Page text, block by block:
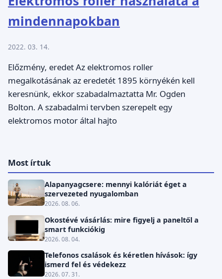
mindennapokban
2022. 03. 14.
Előzmény, eredet Az elektromos roller
megalkotásának az eredetét 1895 környékén kell
keresnünk, ekkor szabadalmaztatta Mr. Ogden
Bolton. A szabadalmi tervben szerepelt egy
elektromos motor által hajto
Most írtuk
Alapanyagcsere: mennyi kalóriát éget a
szervezeted nyugalomban
2026. 08. 06.
Okostévé vásárlás: mire figyelj a paneltől a
smart funkciókig
2026. 08. 04.
Telefonos csalások és kéretlen hívások: így
ismerd fel és védekezz
2026. 07. 31.